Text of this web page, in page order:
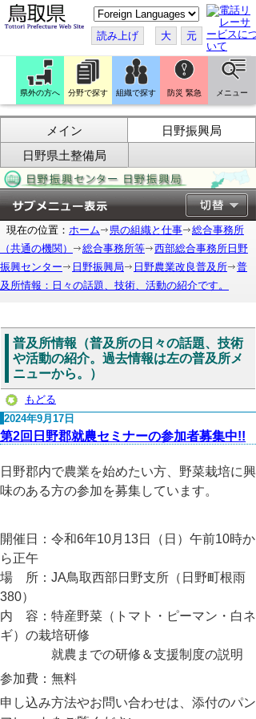
こ
の
ペ
ー
ジ
翻
訳
す
る
読み上げ 大 元
県外の方へ 分野で探す 組織で探す 防災 緊急 メニュー
メイン
日野振興局
日野県土整備局
現在の位置： ホーム 県の組織と仕事
総合事務所
（共通の機関）
総合事務所等
西部総合事務所日野
振興センター
日野振興局 日野農業改良普及所
普
及所情報：日々の話題、技術、活動の紹介です。
普及所情報（普及所の日々の話題、技術
や活動の紹介。過去情報は左の普及所メ
ニューから。）
もどる
2024年9月17日
第2回日野郡就農セミナーの参加者募集中!!
日野郡内で農業を始めたい方、野菜栽培に興
味のある方の参加を募集しています。
開催日：令和6年10月13日（日）午前10時か
ら正午
場 所：JA鳥取西部日野支所（日野町根雨
380）
内 容：特産野菜（トマト・ピーマン・白ネ
ギ）の栽培研修
就農までの研修＆支援制度の説明
参加費：無料
申し込み方法やお問い合わせは、添付のパン